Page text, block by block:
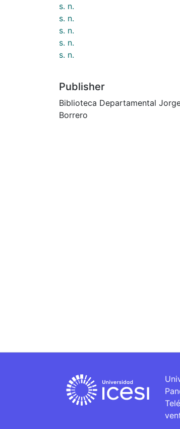
s. n.
s. n.
s. n.
s. n.
s. n.
Publisher
Biblioteca Departamental
Borrero